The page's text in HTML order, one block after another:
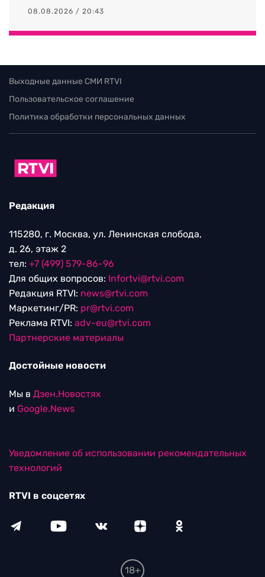
08.08.2026 / 20:43
Выходные данные СМИ RTVI
Пользовательское соглашение
Политика обработки персональных данных
Редакция
115280, г. Москва, ул. Ленинская слобода,
д. 26, этаж 2
тел: +7 (499) 579-86-96
Для общих вопросов: Infortvi@rtvi.com
Редакция RTVI: news@rtvi.com
Маркетинг/PR: pr@rtvi.com
Реклама RTVI: adv-eu@rtvi.com
Партнерские материалы
Достойные новости
Мы в Дзен.Новостях
и Google.News
Уведомление об использовании рекомендательных
технологий
RTVI в соцсетях
18+